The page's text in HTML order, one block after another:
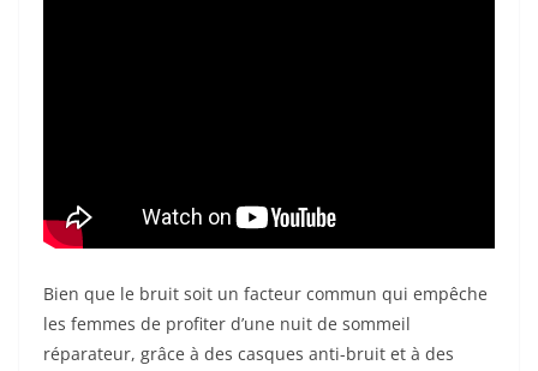
Bien que le bruit soit un facteur commun qui empêche
les femmes de profiter d’une nuit de sommeil
réparateur, grâce à des casques anti-bruit et à des